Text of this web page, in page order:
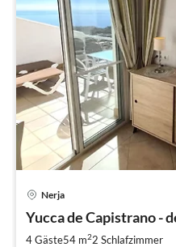
Nerja
Yucca de Capistrano -
4 Gäste54 m22 Schlafzimmer